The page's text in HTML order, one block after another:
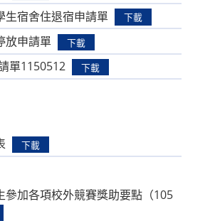
生宿舍住退宿申請單 下載
放申請單 下載
單1150512 下載
下載
參加各項校外競賽獎助要點（105